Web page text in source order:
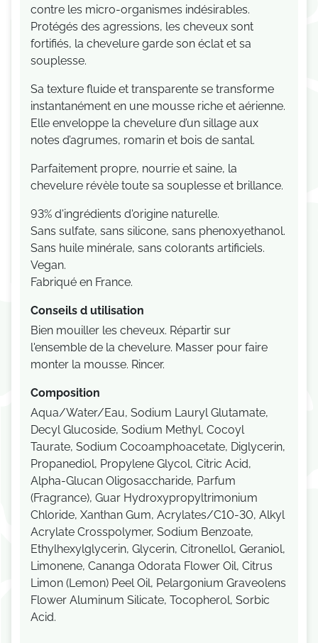
contre les micro-organismes indésirables.
Protégés des agressions, les cheveux sont
fortifiés, la chevelure garde son éclat et sa
souplesse.
Sa texture fluide et transparente se transforme
instantanément en une mousse riche et aérienne.
Elle enveloppe la chevelure d’un sillage aux
notes d’agrumes, romarin et bois de santal.
Parfaitement propre, nourrie et saine, la
chevelure révèle toute sa souplesse et brillance.
93% d'ingrédients d'origine naturelle.
Sans sulfate, sans silicone, sans phenoxyethanol.
Sans huile minérale, sans colorants artificiels.
Vegan.
Fabriqué en France.
Conseils d utilisation
Bien mouiller les cheveux. Répartir sur
l'ensemble de la chevelure. Masser pour faire
monter la mousse. Rincer.
Composition
Aqua/Water/Eau, Sodium Lauryl Glutamate,
Decyl Glucoside, Sodium Methyl, Cocoyl
Taurate, Sodium Cocoamphoacetate, Diglycerin,
Propanediol, Propylene Glycol, Citric Acid,
Alpha-Glucan Oligosaccharide, Parfum
(Fragrance), Guar Hydroxypropyltrimonium
Chloride, Xanthan Gum, Acrylates/C10-30, Alkyl
Acrylate Crosspolymer, Sodium Benzoate,
Ethylhexylglycerin, Glycerin, Citronellol, Geraniol,
Limonene, Cananga Odorata Flower Oil, Citrus
Limon (Lemon) Peel Oil, Pelargonium Graveolens
Flower Aluminum Silicate, Tocopherol, Sorbic
Acid.